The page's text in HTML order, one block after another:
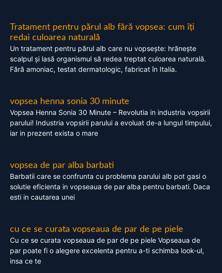
Tratament pentru părul alb fără vopsea: cum îți
redai culoarea naturală
Un tratament pentru părul alb care nu vopsește: hrănește
scalpul și lasă organismul să redea treptat culoarea naturală.
Fără amoniac, testat dermatologic, fabricat în Italia.
vopsea henna sonia 30 minute
Vopsea Henna Sonia 30 Minute – Revolutia in industria vopsirii
parului! Industria vopsirii parului a evoluat de-a lungul timpului,
iar in prezent exista o mare
vopsea de par alba barbati
Barbatii care se confrunta cu problema parului alb pot gasi o
solutie eficienta in vopseaua de par alba pentru barbati. Daca
esti in cautarea unei
cu ce se curata vopseaua de par de pe piele
Cu ce se curata vopseaua de par de pe piele Vopseaua de
par poate fi o alegere excelenta pentru a-ti schimba look-ul,
insa ce te